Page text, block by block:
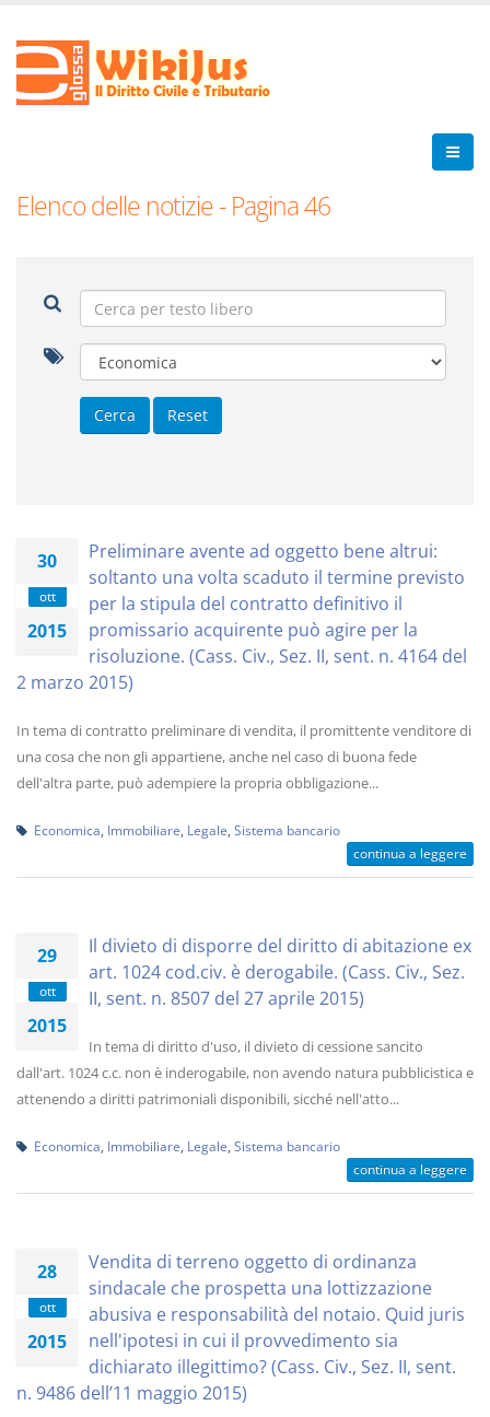
Elenco delle notizie - Pagina 46
30
ott
2015
Preliminare avente ad oggetto bene altrui:
soltanto una volta scaduto il termine previsto
per la stipula del contratto definitivo il
promissario acquirente può agire per la
risoluzione. (Cass. Civ., Sez. II, sent. n. 4164 del
2 marzo 2015)
In tema di contratto preliminare di vendita, il promittente venditore di
una cosa che non gli appartiene, anche nel caso di buona fede
dell'altra parte, può adempiere la propria obbligazione...
Economica Immobiliare Legale Sistema bancario
continua a leggere
29
ott
2015
Il divieto di disporre del diritto di abitazione ex
art. 1024 cod.civ. è derogabile. (Cass. Civ., Sez.
II, sent. n. 8507 del 27 aprile 2015)
In tema di diritto d'uso, il divieto di cessione sancito
dall'art. 1024 c.c. non è inderogabile, non avendo natura pubblicistica e
attenendo a diritti patrimoniali disponibili, sicché nell'atto...
Economica Immobiliare Legale Sistema bancario
continua a leggere
28
ott
2015
Vendita di terreno oggetto di ordinanza
sindacale che prospetta una lottizzazione
abusiva e responsabilità del notaio. Quid juris
nell'ipotesi in cui il provvedimento sia
dichiarato illegittimo? (Cass. Civ., Sez. II, sent.
n. 9486 dell’11 maggio 2015)